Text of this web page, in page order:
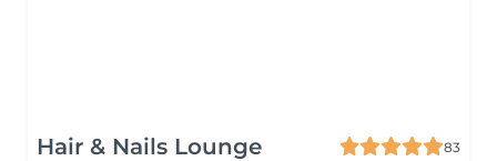
Hair & Nails Lounge
83